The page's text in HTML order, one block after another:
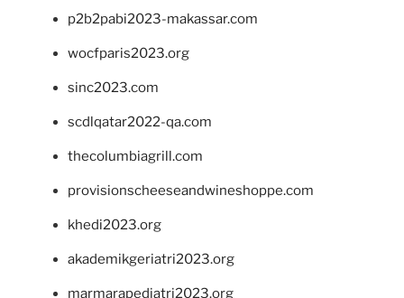
p2b2pabi2023-makassar.com
wocfparis2023.org
sinc2023.com
scdlqatar2022-qa.com
thecolumbiagrill.com
provisionscheeseandwineshoppe.com
khedi2023.org
akademikgeriatri2023.org
marmarapediatri2023.org